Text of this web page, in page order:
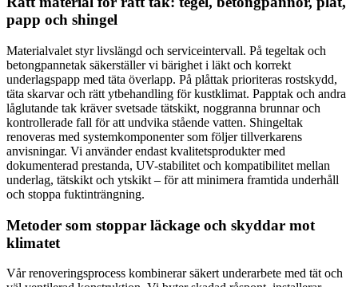
papp och shingel
Materialvalet styr livslängd och serviceintervall. På tegeltak och
betongpannetak säkerställer vi bärighet i läkt och korrekt
underlagspapp med täta överlapp. På plåttak prioriteras rostskydd,
täta skarvar och rätt ytbehandling för kustklimat. Papptak och andra
låglutande tak kräver svetsade tätskikt, noggranna brunnar och
kontrollerade fall för att undvika stående vatten. Shingeltak
renoveras med systemkomponenter som följer tillverkarens
anvisningar. Vi använder endast kvalitetsprodukter med
dokumenterad prestanda, UV-stabilitet och kompatibilitet mellan
underlag, tätskikt och ytskikt – för att minimera framtida underhåll
och stoppa fuktinträngning.
Metoder som stoppar läckage och skyddar mot
klimatet
Vår renoveringsprocess kombinerar säkert underarbete med tät och